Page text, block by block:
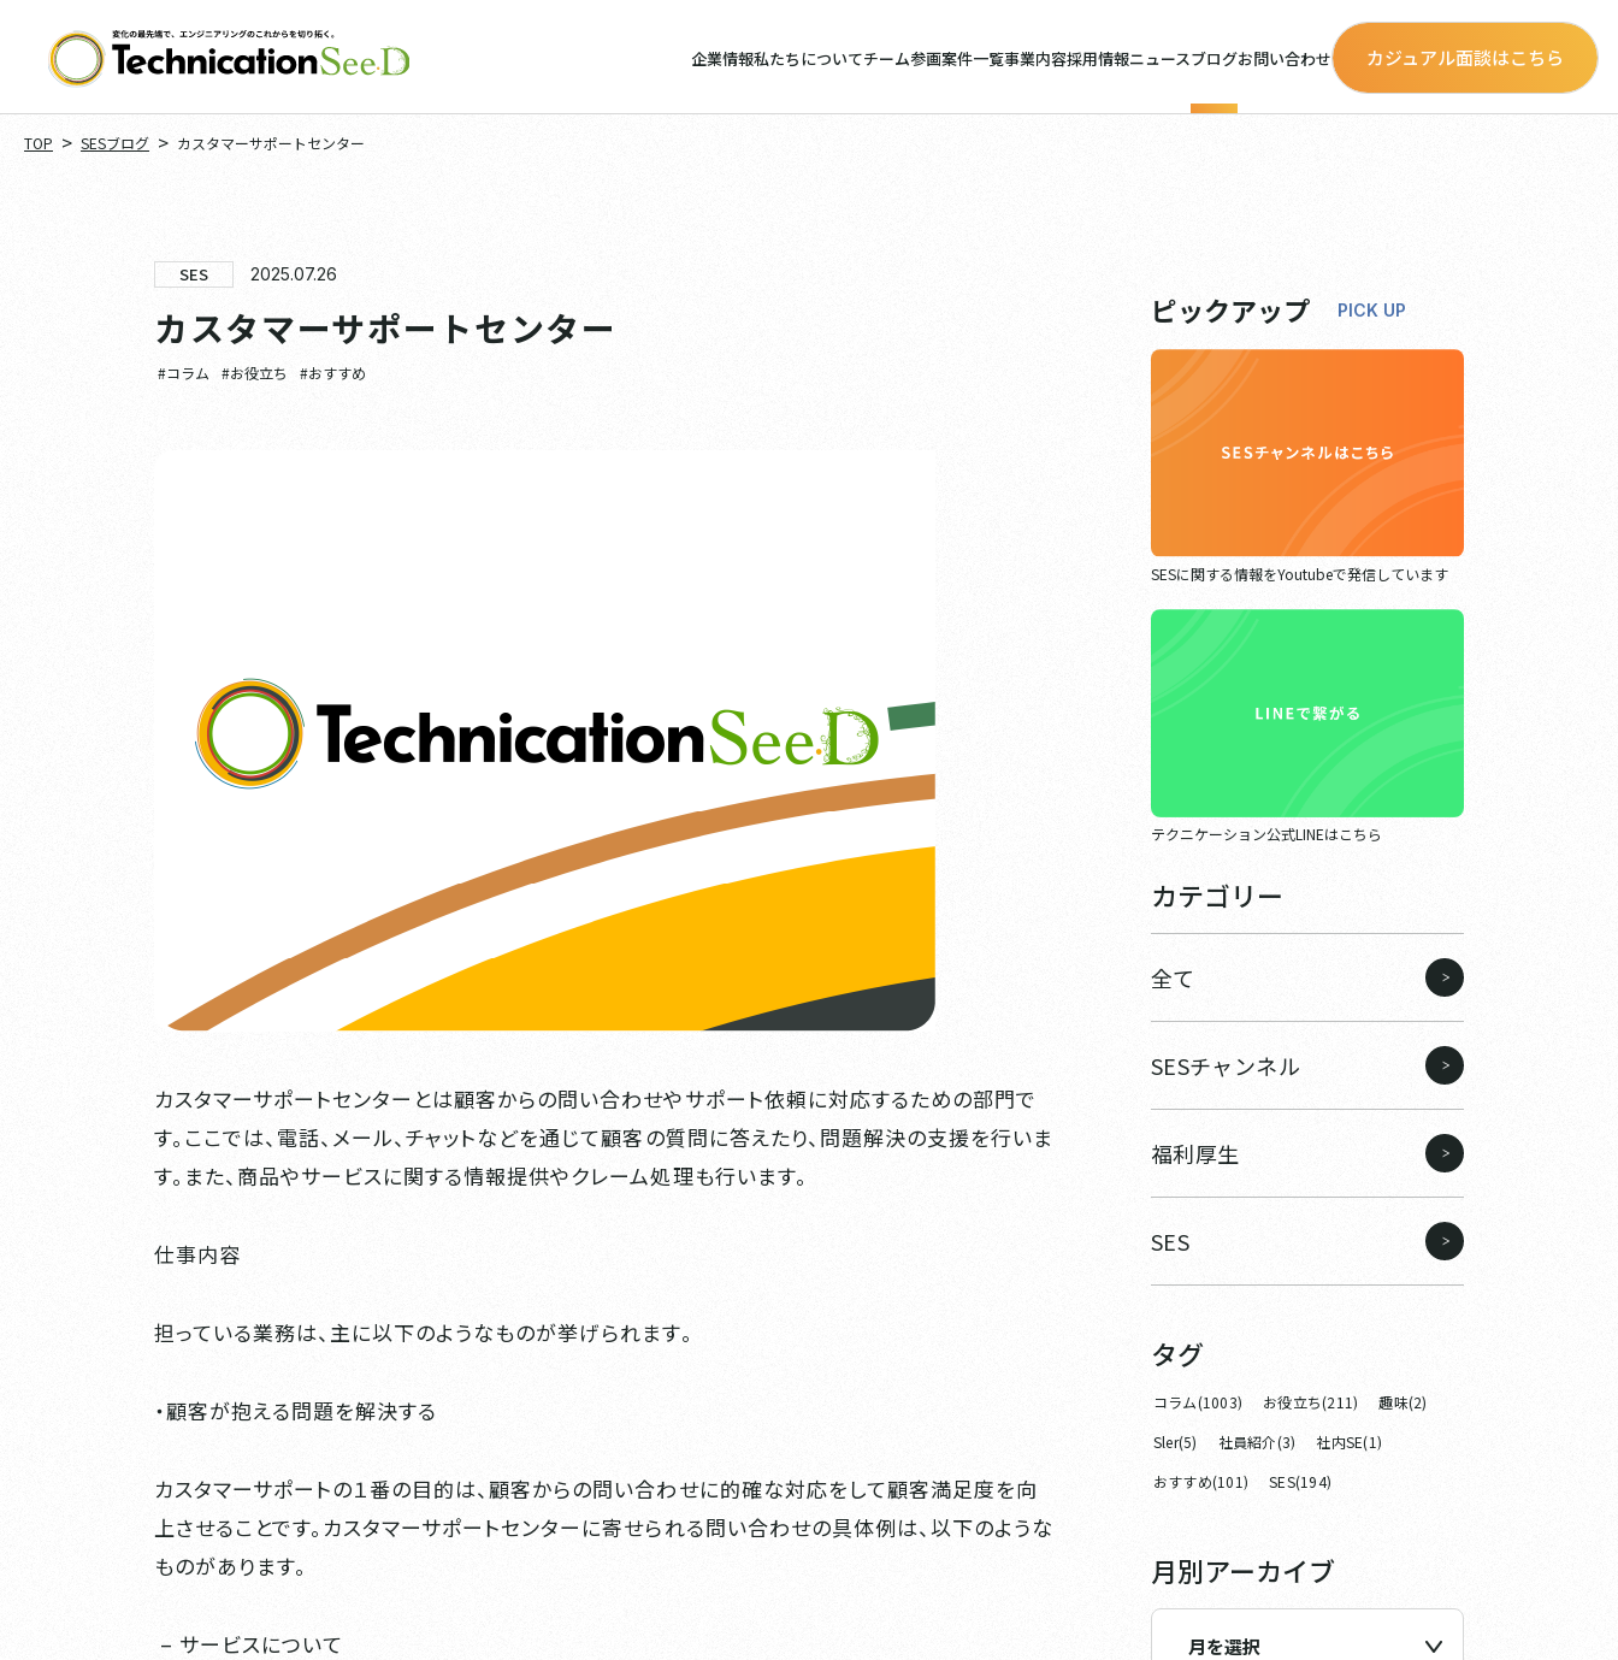
企業情報私たちについてチーム参画案件一覧事業内容採用情報ニュースブログお問い合わせ カジュアル面談はこちら
TOP > SESブログ > カスタマーサポートセンター
SES 2025.07.26
カスタマーサポートセンター
#コラム #お役立ち #おすすめ
カスタマーサポートセンターとは顧客からの問い合わせやサポート依頼に対応するための部門で
す。ここでは、電話、メール、チャットなどを通じて顧客の質問に答えたり、問題解決の支援を行いま
す。また、商品やサービスに関する情報提供やクレーム処理も行います。
仕事内容
担っている業務は、主に以下のようなものが挙げられます。
・顧客が抱える問題を解決する
カスタマーサポートの１番の目的は、顧客からの問い合わせに的確な対応をして顧客満足度を向
上させることです。カスタマーサポートセンターに寄せられる問い合わせの具体例は、以下のような
ものがあります。
– サービスについて
ピックアップ PICK UP
SESに関する情報をYoutubeで発信しています
テクニケーション公式LINEはこちら
カテゴリー
全て
SESチャンネル
福利厚生
SES
タグ
コラム(1003) お役立ち(211)
趣味(2)
Sler(5)
社員紹介(3)
社内SE(1)
おすすめ(101)
SES(194)
月別アーカイブ